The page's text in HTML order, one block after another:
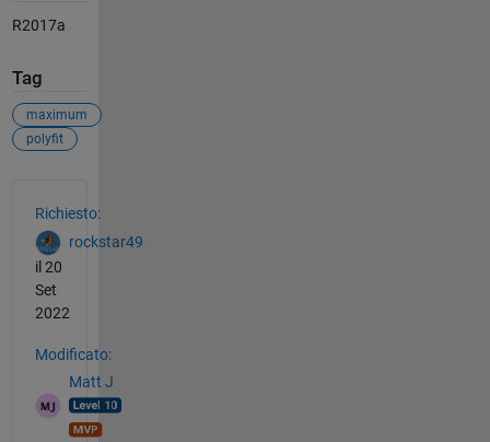
R2017a
Tag
maximum
polyfit
Richiesto:
rockstar49
il 20
Set
2022
Modificato:
Matt J